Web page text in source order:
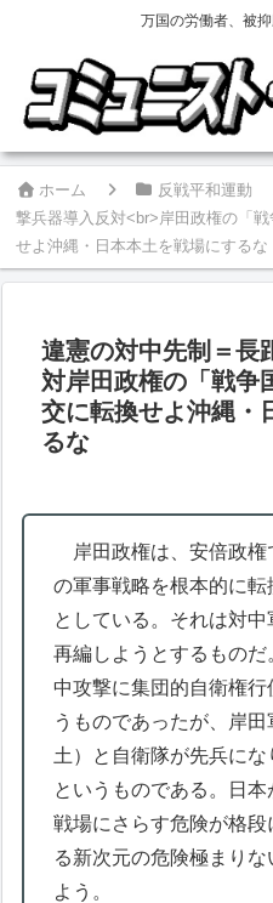
万国の労働者、被
ホーム 反戦平和運動
撃兵器導入反対<br>岸田政権の「
せよ沖縄・日本本土を戦場
違憲の対中先制＝長
対岸田政権の「戦争
交に転換せよ沖縄・
るな
岸田政権は、安倍政権
の軍事戦略を根本的に転
としている。それは対
再編しようとするもの
中攻撃に集団的自衛権
うものであったが、岸
土）と自衛隊が先兵に
というものである。日
戦場にさらす危険が格
る新次元の危険極まり
よう。